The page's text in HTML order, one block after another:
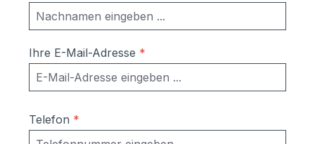
Ihre E-Mail-Adresse *
Telefon *